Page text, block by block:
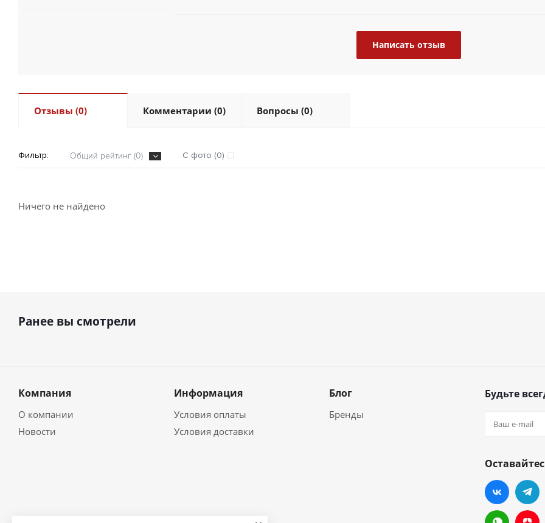
Написать отзыв
Отзывы (0) Комментарии (0) Вопросы (0)
Фильтр: Общий рейтинг (0) С фото (0)
Ничего не найдено
Ранее вы смотрели
Компания
О компании
Новости
Информация
Условия оплаты
Условия доставки
Блог
Бренды
Будьте